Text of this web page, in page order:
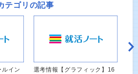
テゴリの記事
イン
選考情報【グラフィック】16